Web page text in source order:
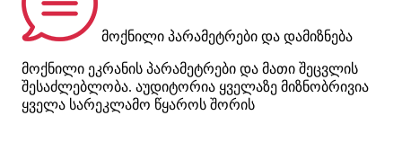
მოქნილი პარამეტრები და დამიზნება
მოქნილი ეკრანის პარამეტრები და მათი შეცვლის
შესაძლებლობა. აუდიტორია ყველაზე მიზნობრივია
ყველა სარეკლამო წყაროს შორის